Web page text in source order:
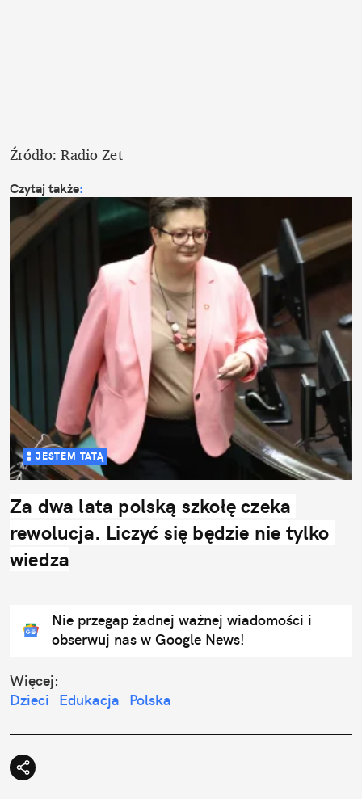
Źródło: Radio Zet
Czytaj także:
JESTEM TATĄ
Za dwa lata polską szkołę czeka
rewolucja. Liczyć się będzie nie tylko
wiedza
Nie przegap żadnej ważnej wiadomości i
obserwuj nas w Google News!
Więcej:
Dzieci
Edukacja Polska